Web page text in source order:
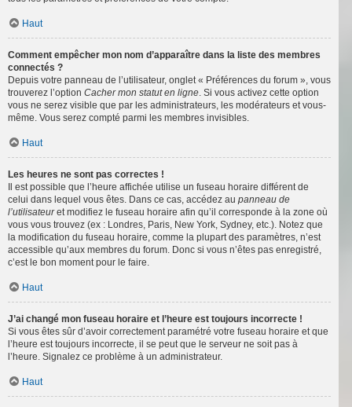
Haut
Comment empêcher mon nom d’apparaître dans la liste des membres
connectés ?
Depuis votre panneau de l’utilisateur, onglet « Préférences du forum », vous
trouverez l’option Cacher mon statut en ligne. Si vous activez cette option
vous ne serez visible que par les administrateurs, les modérateurs et vous-
même. Vous serez compté parmi les membres invisibles.
Haut
Les heures ne sont pas correctes !
Il est possible que l’heure affichée utilise un fuseau horaire différent de
celui dans lequel vous êtes. Dans ce cas, accédez au panneau de
l’utilisateuret modifiez le fuseau horaire afin qu’il corresponde à la zone où
vous vous trouvez (ex : Londres, Paris, New York, Sydney, etc.). Notez que
la modification du fuseau horaire, comme la plupart des paramètres, n’est
accessible qu’aux membres du forum. Donc si vous n’êtes pas enregistré,
c’est le bon moment pour le faire.
Haut
J’ai changé mon fuseau horaire et l’heure est toujours incorrecte !
Si vous êtes sûr d’avoir correctement paramétré votre fuseau horaire et que
l’heure est toujours incorrecte, il se peut que le serveur ne soit pas à
l’heure. Signalez ce problème à un administrateur.
Haut